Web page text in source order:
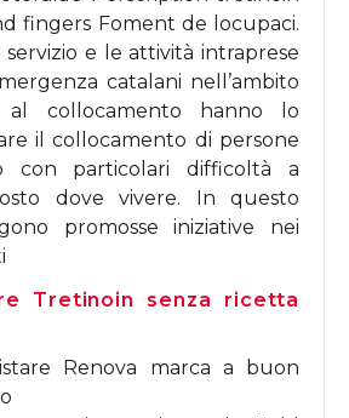
fingers Foment de locupaci.
e le attività intraprese
catalani nell’ambito
al collocamento hanno lo
il collocamento di persone
con particolari difficoltà a
dove vivere. In questo
promosse iniziative nei
Tretinoin senza ricetta